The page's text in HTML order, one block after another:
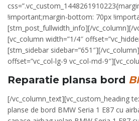
!important;margin-bottom: 70px
[stm_post_fullwidth_info][/vc_column][/
[vc_column width=”1/4″
[stm_sidebar sidebar=”651″][/
offset=”vc_col-lg-9 vc_col-md-
Reparatie plansa bord
[/vc_column_text][vc_custom_heading
planse de bord BMW Seria 1 E87 cu